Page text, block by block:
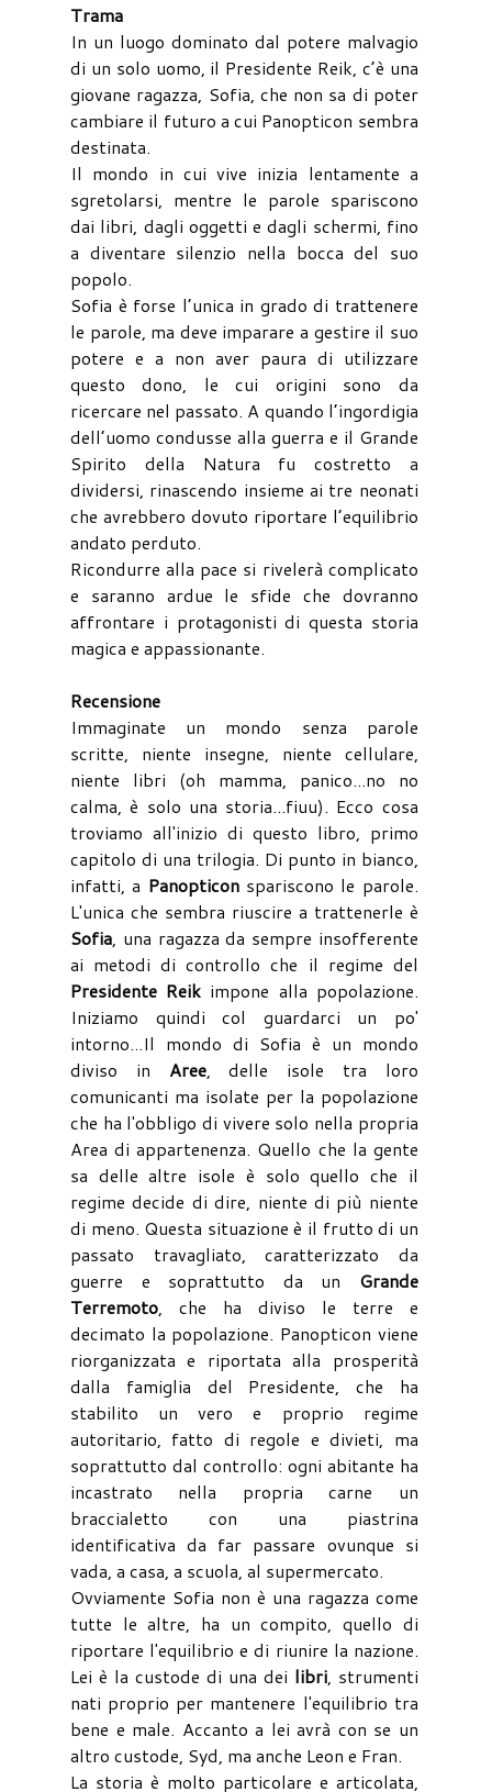
Trama
In un luogo dominato dal potere malvagio
di un solo uomo, il Presidente Reik, c’è una
giovane ragazza, Sofia, che non sa di poter
cambiare il futuro a cui Panopticon sembra
destinata.
Il mondo in cui vive inizia lentamente a
sgretolarsi, mentre le parole spariscono
dai libri, dagli oggetti e dagli schermi, fino
a diventare silenzio nella bocca del suo
popolo.
Sofia è forse l’unica in grado di trattenere
le parole, ma deve imparare a gestire il suo
potere e a non aver paura di utilizzare
questo dono, le cui origini sono da
ricercare nel passato. A quando l’ingordigia
dell’uomo condusse alla guerra e il Grande
Spirito della Natura fu costretto a
dividersi, rinascendo insieme ai tre neonati
che avrebbero dovuto riportare l’equilibrio
andato perduto.
Ricondurre alla pace si rivelerà complicato
e saranno ardue le sfide che dovranno
affrontare i protagonisti di questa storia
magica e appassionante.
Recensione
Immaginate un mondo senza parole
scritte, niente insegne, niente cellulare,
niente libri (oh mamma, panico...no no
calma, è solo una storia...fiuu). Ecco cosa
troviamo all'inizio di questo libro, primo
capitolo di una trilogia. Di punto in bianco,
infatti, a Panopticon spariscono le parole.
L'unica che sembra riuscire a trattenerle è
Sofia, una ragazza da sempre insofferente
ai metodi di controllo che il regime del
Presidente Reik impone alla popolazione.
Iniziamo quindi col guardarci un po'
intorno...Il mondo di Sofia è un mondo
diviso in Aree, delle isole tra loro
comunicanti ma isolate per la popolazione
che ha l'obbligo di vivere solo nella propria
Area di appartenenza. Quello che la gente
sa delle altre isole è solo quello che il
regime decide di dire, niente di più niente
di meno. Questa situazione è il frutto di un
passato travagliato, caratterizzato da
guerre e soprattutto da un Grande
Terremoto, che ha diviso le terre e
decimato la popolazione. Panopticon viene
riorganizzata e riportata alla prosperità
dalla famiglia del Presidente, che ha
stabilito un vero e proprio regime
autoritario, fatto di regole e divieti, ma
soprattutto dal controllo: ogni abitante ha
incastrato nella propria carne un
braccialetto con una piastrina
identificativa da far passare ovunque si
vada, a casa, a scuola, al supermercato.
Ovviamente Sofia non è una ragazza come
tutte le altre, ha un compito, quello di
riportare l'equilibrio e di riunire la nazione.
Lei è la custode di una dei libri, strumenti
nati proprio per mantenere l'equilibrio tra
bene e male. Accanto a lei avrà con se un
altro custode, Syd, ma anche Leon e Fran.
La storia è molto particolare e articolata,